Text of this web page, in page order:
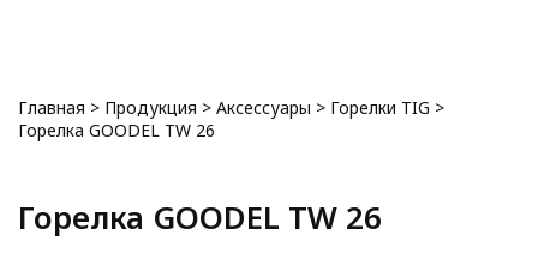
Главная > Продукция > Аксессуары > Горелки TIG >
Горелка GOODEL TW 26
Горелка GOODEL TW 26